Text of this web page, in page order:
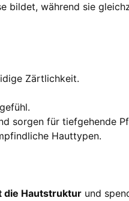
bildet, während sie
Zärtlichkeit.
sorgen für tiefgehende
Hauttypen.
die Hautstruktur und